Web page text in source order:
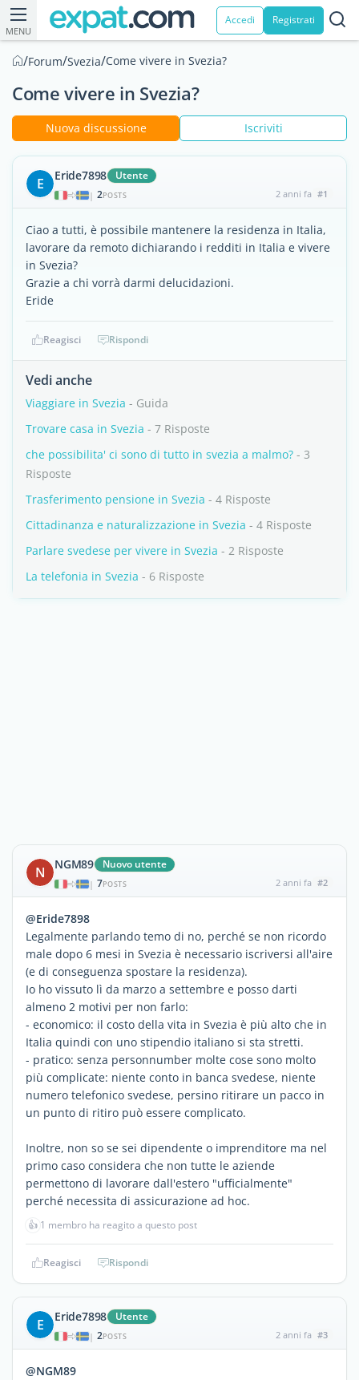
MENU
Accedi Registrati
/Forum/Svezia/Come vivere in Svezia?
Come vivere in Svezia?
Nuova discussione Iscriviti
E Eride7898 Utente
| 2POSTS 2 anni fa #1
Ciao a tutti, è possibile mantenere la residenza in Italia,
lavorare da remoto dichiarando i redditi in Italia e vivere
in Svezia?
Grazie a chi vorrà darmi delucidazioni.
Eride
Reagisci Rispondi
Vedi anche
Viaggiare in Svezia - Guida
Trovare casa in Svezia - 7 Risposte
che possibilita' ci sono di tutto in svezia a malmo? - 3
Risposte
Trasferimento pensione in Svezia - 4 Risposte
Cittadinanza e naturalizzazione in Svezia - 4 Risposte
Parlare svedese per vivere in Svezia - 2 Risposte
La telefonia in Svezia - 6 Risposte
N NGM89 Nuovo utente
| 7POSTS 2 anni fa #2
@Eride7898
Legalmente parlando temo di no, perché se non ricordo
male dopo 6 mesi in Svezia è necessario iscriversi all'aire
(e di conseguenza spostare la residenza).
Io ho vissuto lì da marzo a settembre e posso darti
almeno 2 motivi per non farlo:
- economico: il costo della vita in Svezia è più alto che in
Italia quindi con uno stipendio italiano si sta stretti.
- pratico: senza personnumber molte cose sono molto
più complicate: niente conto in banca svedese, niente
numero telefonico svedese, persino ritirare un pacco in
un punto di ritiro può essere complicato.
Inoltre, non so se sei dipendente o imprenditore ma nel
primo caso considera che non tutte le aziende
permettono di lavorare dall'estero "ufficialmente"
perché necessita di assicurazione ad hoc.
👍 1 membro ha reagito a questo post
Reagisci Rispondi
E Eride7898 Utente
| 2POSTS 2 anni fa #3
@NGM89